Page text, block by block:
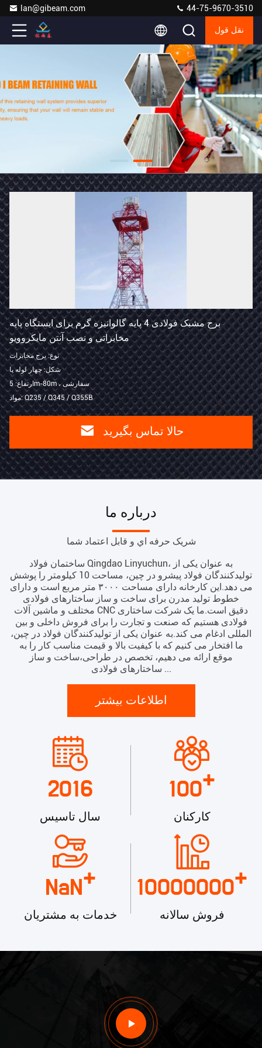
lan@gibeam.com 44-75-9670-3510
نقل قول
برج مشبک فولادی 4 پایه گالوانیزه گرم برای ایستگاه پایه
مخابراتی و نصب آنتن مایکروویو
نوع: برج مخابرات
شکل: چهار لوله پا
ارتفاع: 5m-80m ، سفارشی
مواد: Q235 / Q345 / Q355B
حالا تماس بگیرید
درباره ما
شريک حرفه اي و قابل اعتماد شما
ساختمان فولاد Qingdao Linyuchun، به عنوان یکی از
تولیدکنندگان فولاد پیشرو در چین، مساحت 10 کیلومتر را پوشش
می دهد.این کارخانه دارای مساحت ۳۰۰۰ متر مربع است و دارای
خطوط تولید مدرن برای ساخت و ساز ساختارهای فولادی
مختلف و ماشین آلات CNC دقیق است.ما یک شرکت ساختاری
فولادی هستیم که صنعت و تجارت را برای فروش داخلی و بین
المللی ادغام می کند.به عنوان یکی از تولیدکنندگان فولاد در چین،
ما افتخار می کنیم که با کیفیت بالا و قیمت مناسب کار را به
موقع ارائه می دهیم، تخصص در طراحی،ساخت و ساز
ساختارهای فولادی ...
اطلاعات بیشتر
2016
سال تاسیس
100+
کارکنان
NaN+
خدمات به مشتریان
10000000+
فروش سالانه